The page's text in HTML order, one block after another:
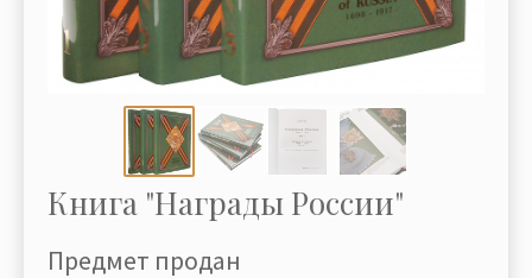
Книга "Награды России"
Предмет продан